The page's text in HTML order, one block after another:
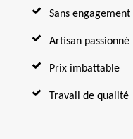
Sans engagement
Artisan passionné
Prix imbattable
Travail de qualité